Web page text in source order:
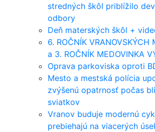
stredných škôl priblížilo
odbory
Deň materských škôl +
6. ROČNÍK VRANOVSKÝCH
a 3. ROČNÍK MEDOVINKA
Oprava parkoviska oproti
Mesto a mestská polícia
zvýšenú opatrnosť počas
sviatkov
Vranov buduje modernú
prebiehajú na viacerých